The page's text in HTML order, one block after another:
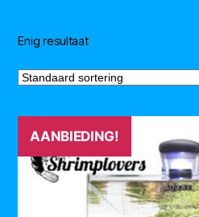
Enig resultaat
AANBIEDING!